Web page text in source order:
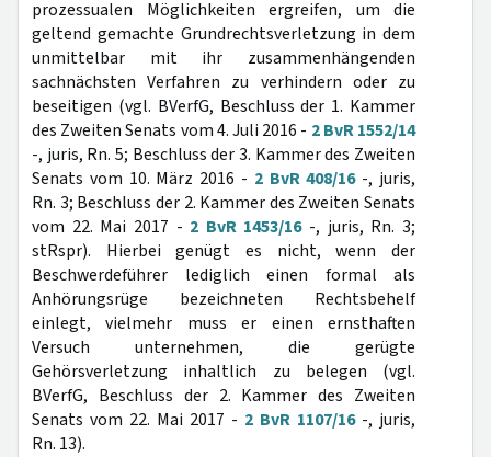
prozessualen Möglichkeiten ergreifen, um die
geltend gemachte Grundrechtsverletzung in dem
unmittelbar mit ihr zusammenhängenden
sachnächsten Verfahren zu verhindern oder zu
beseitigen (vgl. BVerfG, Beschluss der 1. Kammer
des Zweiten Senats vom 4. Juli 2016 - 2 BvR 1552/14
-, juris, Rn. 5; Beschluss der 3. Kammer des Zweiten
Senats vom 10. März 2016 - 2 BvR 408/16-, juris,
Rn. 3; Beschluss der 2. Kammer des Zweiten Senats
vom 22. Mai 2017 - 2 BvR 1453/16-, juris, Rn. 3;
stRspr). Hierbei genügt es nicht, wenn der
Beschwerdeführer lediglich einen formal als
Anhörungsrüge bezeichneten Rechtsbehelf
einlegt, vielmehr muss er einen ernsthaften
Versuch unternehmen, die gerügte
Gehörsverletzung inhaltlich zu belegen (vgl.
BVerfG, Beschluss der 2. Kammer des Zweiten
Senats vom 22. Mai 2017 - 2 BvR 1107/16-, juris,
Rn. 13).